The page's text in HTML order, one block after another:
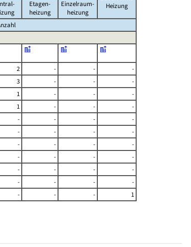
Heizung
Etagen-
heizung
Einzelraum-
heizung
2 - -
-
3 - -
-
1 - -
-
1 - -
-
- - -
-
- - -
-
- - -
-
- - -
-
- - -
-
- - -
-
- - - 1